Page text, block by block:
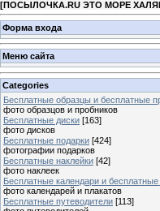
[ПОСЫЛОЧКА.RU ЭТО МОРЕ
Форма входа
Меню сайта
Categories
Бесплатные образцы и бесплатные
фото образцов и пробников
Бесплатные диски [163]
фото дисков
Бесплатные подарки [424]
фотографии подарков
Бесплатные наклейки [42]
фото наклеек
Бесплатные календари и
фото календарей и плакатов
Бесплатные путеводители [113]